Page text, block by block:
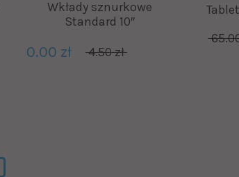
Wkłady sznurkowe
Standard 10″
0.00 zł 4.50 zł